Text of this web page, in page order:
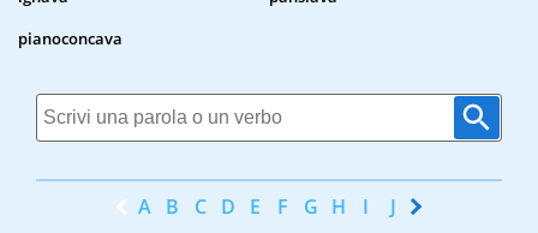
pianoconcava
A B C D E F G H I J K